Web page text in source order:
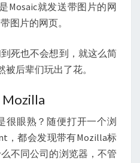
Mosaic就发送带图片的网
图片的网页。
死也不会想到，就这么简
后辈们玩出了花。
很眼熟？随便打开一个浏
，都会发现带有Mozilla标
不同公司的浏览器，不管